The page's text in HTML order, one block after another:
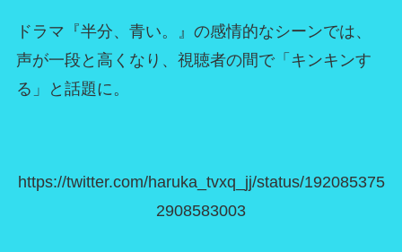
ドラマ『半分、青い。』の感情的なシーンでは、
声が一段と高くなり、視聴者の間で「キンキンす
る」と話題に。
https://twitter.com/haruka_tvxq_jj/status/192085375
2908583003